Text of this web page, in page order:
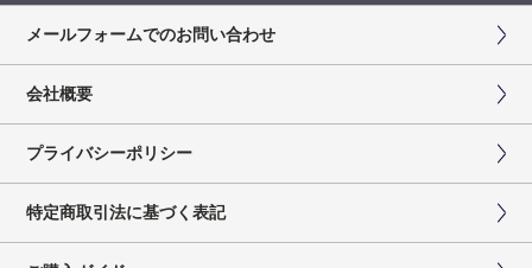
メールフォームでのお問い合わせ
会社概要
プライバシーポリシー
特定商取引法に基づく表記